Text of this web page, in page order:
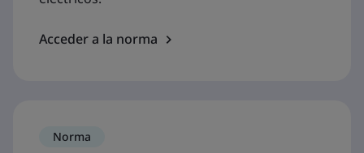
Acceder a la norma
Norma